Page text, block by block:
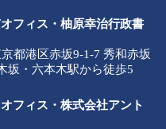
フィス・柚原幸治行政書
都港区赤坂9-1-7 秀和赤坂
坂・六本木駅から徒歩5
フィス・株式会社アント